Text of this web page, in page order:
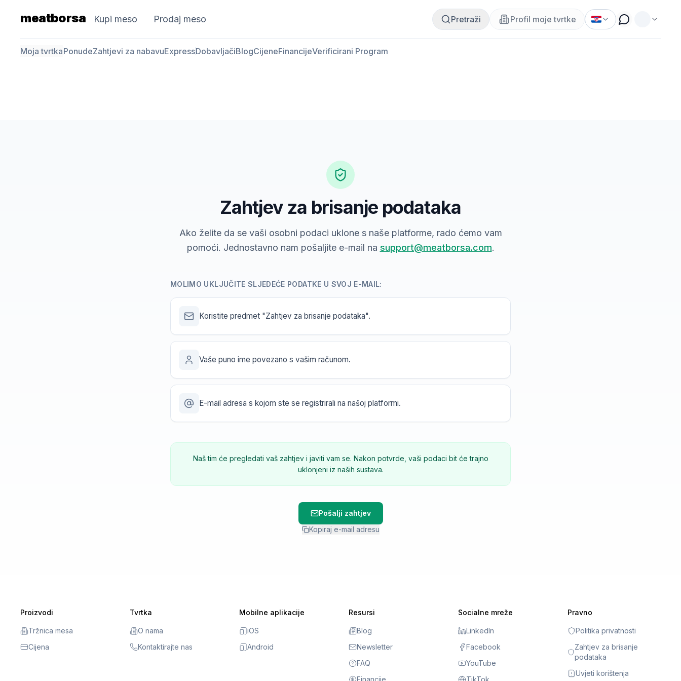
meatborsa Kupi meso Prodaj meso Pretraži Profil moje tvrtke
Moja tvrtkaPonudeZahtjevi za nabavuExpressDobavljačiBlogCijeneFinancijeVerificirani Program
Zahtjev za brisanje podataka
Ako želite da se vaši osobni podaci uklone s naše platforme, rado ćemo vam
pomoći. Jednostavno nam pošaljite e-mail na support@meatborsa.com.
MOLIMO UKLJUČITE SLJEDEĆE PODATKE U SVOJ E-MAIL:
Koristite predmet "Zahtjev za brisanje podataka".
Vaše puno ime povezano s vašim računom.
E-mail adresa s kojom ste se registrirali na našoj platformi.
Naš tim će pregledati vaš zahtjev i javiti vam se. Nakon potvrde, vaši podaci bit će trajno
uklonjeni iz naših sustava.
Pošalji zahtjev
Kopiraj e-mail adresu
Proizvodi
Tržnica mesa
Cijena
Tvrtka
O nama
Kontaktirajte nas
Mobilne aplikacije
iOS
Android
Resursi
Blog
Newsletter
FAQ
Financije
Socialne mreže
LinkedIn
Facebook
YouTube
TikTok
Pravno
Politika privatnosti
Zahtjev za brisanje
podataka
Uvjeti korištenja